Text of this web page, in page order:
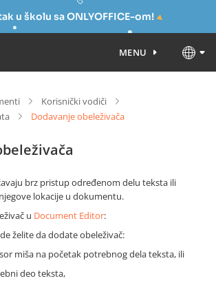
u školu sa ONLYOFFICE-om!
MENU
Korisnički vodiči
Dodavanje obeleživača
brz pristup određenom delu teksta ili
lokacije u dokumentu.
u Document Editor:
želite da dodate obeleživač:
miša na početak potrebnog dela teksta, ili
deo teksta,